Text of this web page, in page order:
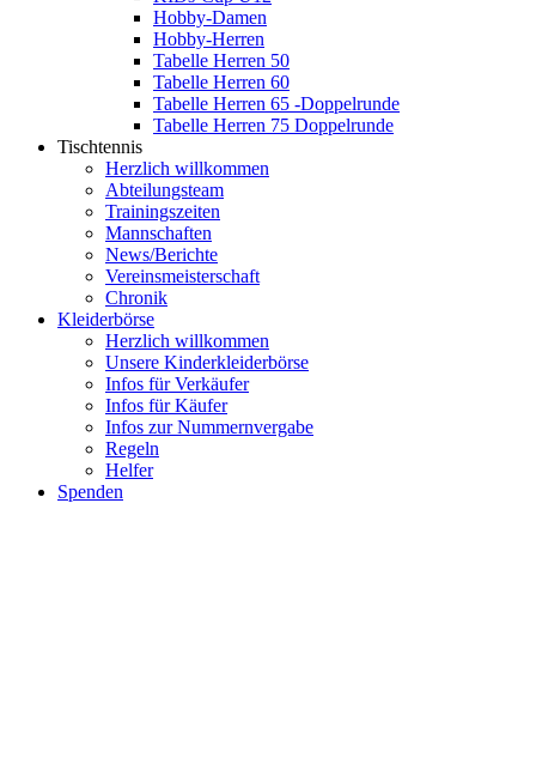
Hobby-Damen
Hobby-Herren
Tabelle Herren 50
Tabelle Herren 60
Tabelle Herren 65 -Doppelrunde
Tabelle Herren 75 Doppelrunde
Tischtennis
Herzlich willkommen
Abteilungsteam
Trainingszeiten
Mannschaften
News/Berichte
Vereinsmeisterschaft
Chronik
Kleiderbörse
Herzlich willkommen
Unsere Kinderkleiderbörse
Infos für Verkäufer
Infos für Käufer
Infos zur Nummernvergabe
Regeln
Helfer
Spenden